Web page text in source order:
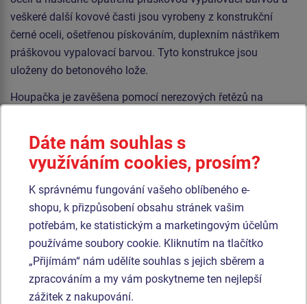
veškeré další kovové časti jsou vyrobeny z konstrukční
černé oceli, ošetřenou pískováním, duplexním nástřikem
práškovou vypalovací barvou. Tyto konstrukce jsou
uloženy do betonového lože.
Houpačka je zavěšena pomocí nerezových řetězů na
polypropylenového lana z vysokopevnostního
vlákna. Sedátko Normal je hliníkové, obalené měkkou a
pohodlnou pryží. Sedátko Baby je vyrobeno z pryže a je
vyztuženo hliníkovou vložkou. Závěsná lana jsou vyrobena
z materiálu HERKULES (16 mm lana z polypropylenu s
vnitřním ocelovým jádrem). Veškerý spojovací materiál je
pozinkovaný nebo nerezový.
Podobnézboží
Dáte nám souhlas s
využíváním cookies, prosím?
K správnému fungování vašeho oblíbeného e-
shopu, k přizpůsobení obsahu stránek vašim
potřebám, ke statistickým a marketingovým účelům
používáme soubory cookie. Kliknutím na tlačítko
„Přijímám“ nám udělíte souhlas s jejich sběrem a
zpracováním a my vám poskytneme ten nejlepší
zážitek z nakupování.